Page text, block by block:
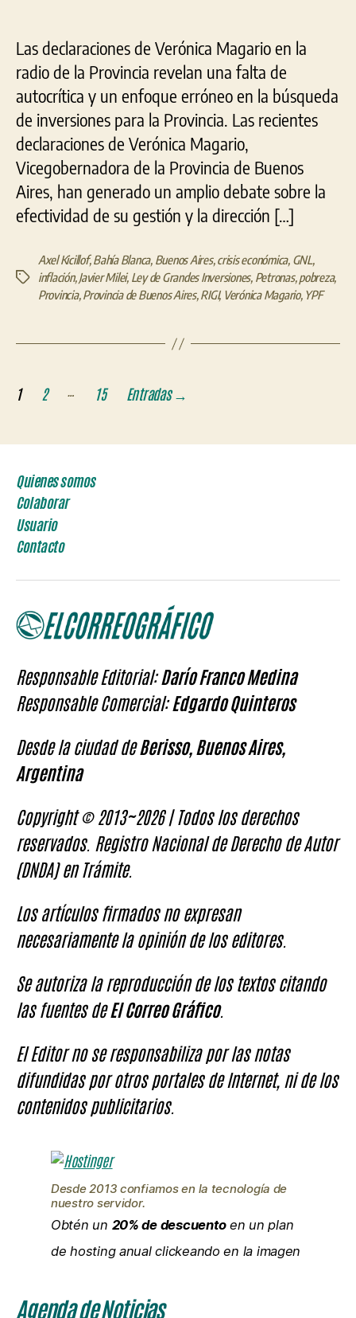
Las declaraciones de Verónica Magario en la
radio de la Provincia revelan una falta de
autocrítica y un enfoque erróneo en la búsqueda
de inversiones para la Provincia. Las recientes
declaraciones de Verónica Magario,
Vicegobernadora de la Provincia de Buenos
Aires, han generado un amplio debate sobre la
efectividad de su gestión y la dirección […]
Etiquetas
Axel Kicillof,Bahía Blanca, Buenos Aires,crisis económica, GNL,
inflación,Javier Milei, Ley de Grandes Inversiones, Petronas,pobreza,
Provincia,Provincia de Buenos Aires,RIGI, Verónica Magario, YPF
Paginación
de
entradas
1 2 15 Entradas→
Quienes somos
Colaborar
Usuario
Contacto
Responsable Editorial:Darío Franco Medina
Responsable Comercial:Edgardo Quinteros
Desde la ciudad deBerisso, Buenos Aires,
Argentina
Copyright © 2013~2026 | Todos los derechos
reservados. Registro Nacional de Derecho de Autor
(DNDA) en Trámite.
Los artículos firmados no expresan
necesariamente la opinión de los editores.
Se autoriza la reproducción de los textos citando
las fuentes deEl Correo Gráfico.
El Editor no se responsabiliza por las notas
difundidas por otros portales de Internet, ni de los
contenidos publicitarios.
Desde 2013 confiamos en la tecnología de
nuestro servidor.
Obtén un 20% de descuentoen un plan
de hosting anual clickeando en la imagen
Agenda de Noticias